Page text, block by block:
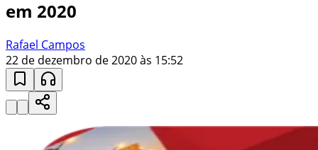
em 2020
Rafael Campos
22 de dezembro de 2020 às 15:52